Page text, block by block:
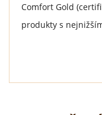
Comfort Gold
produkty s